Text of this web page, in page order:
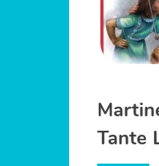
Tante